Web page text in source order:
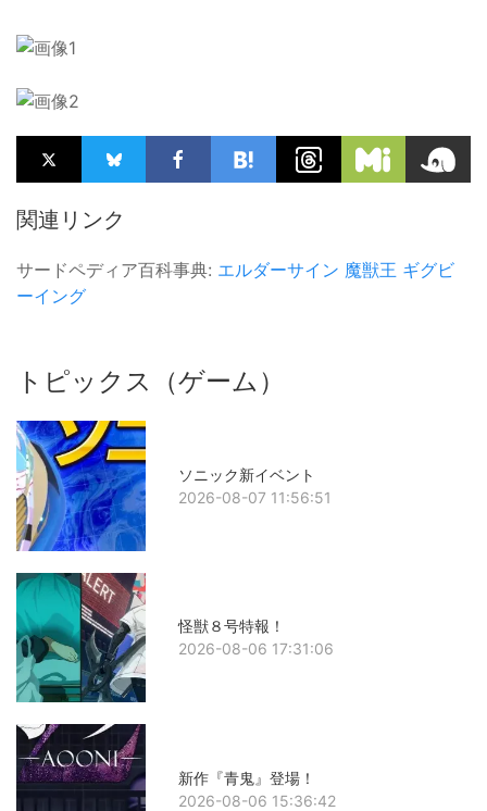
関連リンク
サードペディア百科事典: エルダーサイン 魔獣王 ギグビ
ーイング
トピックス（ゲーム）
ソニック新イベント
2026-08-07 11:56:51
怪獣８号特報！
2026-08-06 17:31:06
新作『青鬼』登場！
2026-08-06 15:36:42